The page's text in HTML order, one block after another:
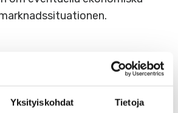
Yksityiskohdat Tietoja
får du rådgivning och hjälp av
för att besätta en ledig
i branschen. Arbetsgivare